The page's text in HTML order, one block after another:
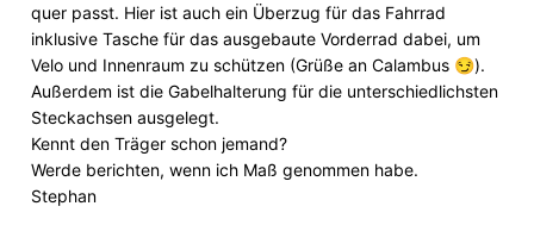
quer passt. Hier ist auch ein Überzug für das Fahrrad
inklusive Tasche für das ausgebaute Vorderrad dabei, um
Velo und Innenraum zu schützen (Grüße an Calambus 😏).
Außerdem ist die Gabelhalterung für die unterschiedlichsten
Steckachsen ausgelegt.
Kennt den Träger schon jemand?
Werde berichten, wenn ich Maß genommen habe.
Stephan